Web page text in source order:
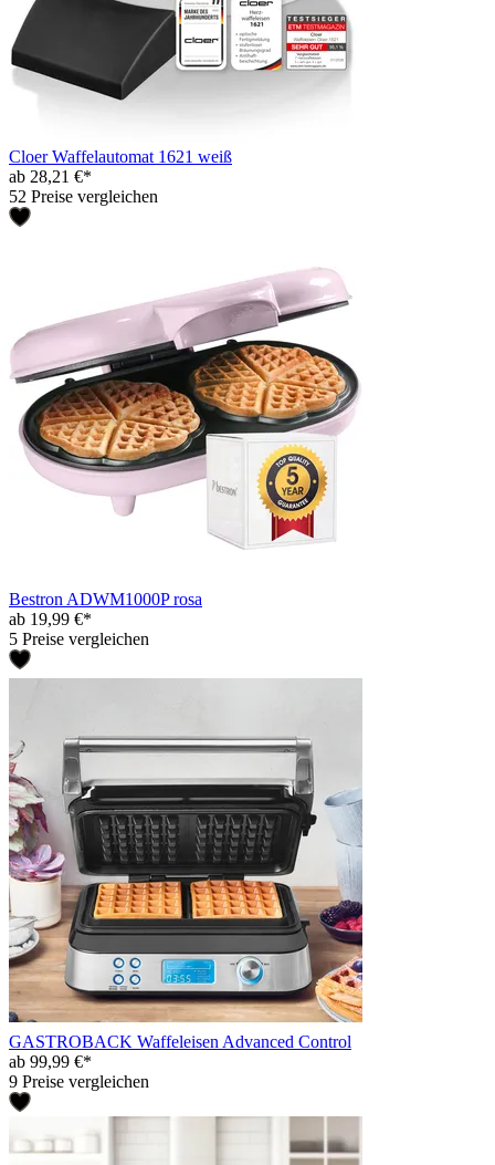
Cloer Waffelautomat 1621 weiß
ab 28,21 €*
52 Preise vergleichen
Bestron ADWM1000P rosa
ab 19,99 €*
5 Preise vergleichen
GASTROBACK Waffeleisen Advanced Control
ab 99,99 €*
9 Preise vergleichen